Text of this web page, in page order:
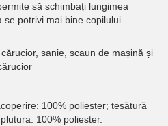
să schimbați lungimea
potrivi mai bine copilului
sanie, scaun de mașină și
100% poliester; țesătură
100% poliester.